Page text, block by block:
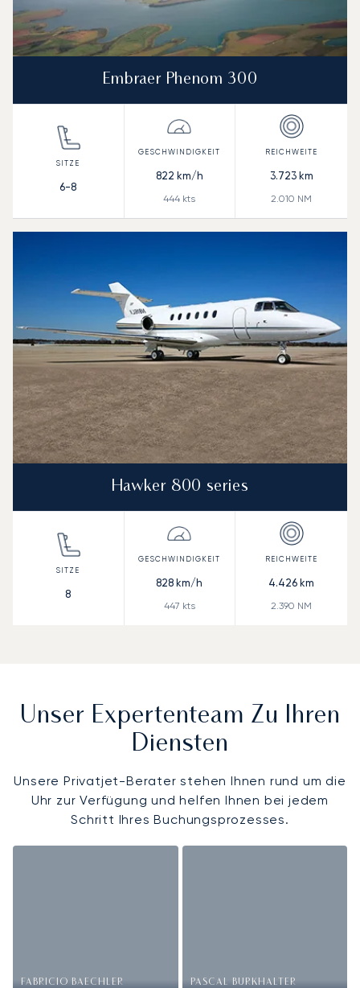
Embraer Phenom 300
6-8
822 km/h
444 kts
3.723km
2.010 NM
Hawker 800 series
8
828 km/h
447 kts
4.426 km
2.390 NM
Unser Expertenteam Zu Ihren
Diensten
Unsere Privatjet-Berater stehen Ihnen rund um die
Uhr zur Verfügung und helfen Ihnen bei jedem
Schritt Ihres Buchungsprozesses.
FABRICIO BAECHLER PASCAL BURKHALTER